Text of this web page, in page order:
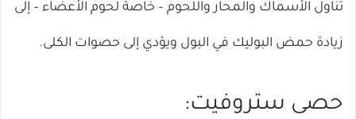
تناول الأسماك والمحار واللحوم – خاصة لحوم الأعضاء – إلى
زيادة حمض البوليك في البول ويؤدي إلى حصوات الكلى.
حصى ستروفيت: